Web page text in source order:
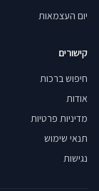
יום העצמאות
קישורים
חיפוש ברכות
אודות
מדיניות פרטיות
תנאי שימוש
נגישות